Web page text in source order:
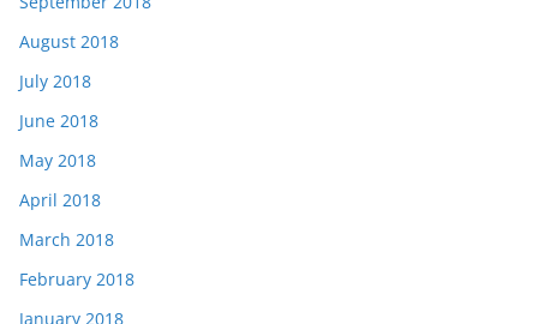
August 2018
July 2018
June 2018
May 2018
April 2018
March 2018
February 2018
January 2018